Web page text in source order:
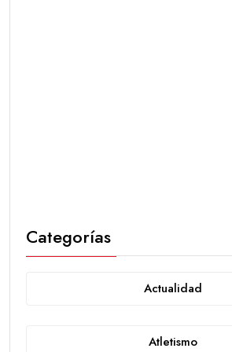
Categorías
Actualidad
Atletismo